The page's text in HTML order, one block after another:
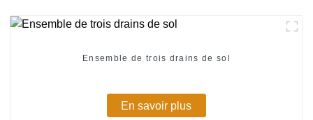
Ensemble de trois drains de sol
En savoir plus